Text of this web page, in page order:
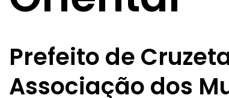
Prefeito de
Associação dos